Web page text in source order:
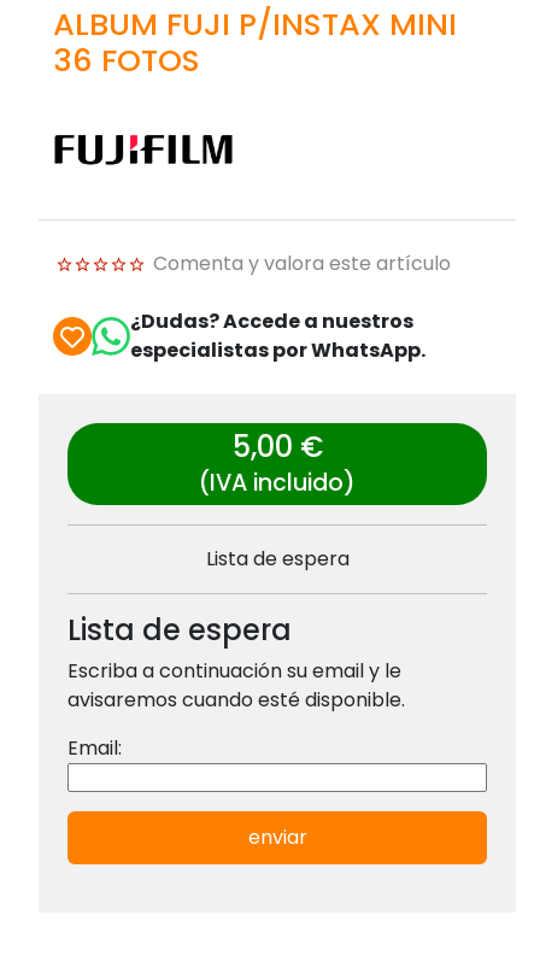
ALBUM FUJI P/INSTAX MINI
36 FOTOS
Comenta y valora este artículo
¿Dudas? Accede a nuestros
especialistas por WhatsApp.
5,00 €
(IVA incluido)
Lista de espera
Lista de espera
Escriba a continuación su email y le
avisaremos cuando esté disponible.
Email:
enviar